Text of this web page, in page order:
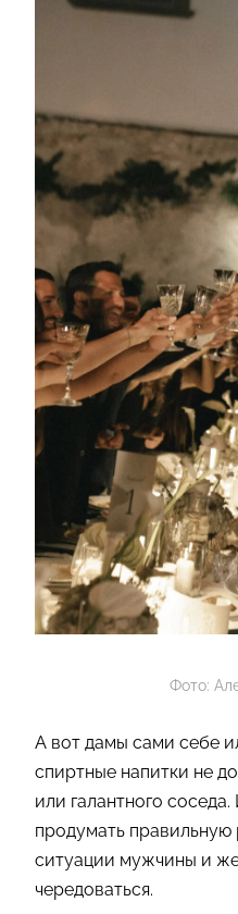
Фото:
А вот дамы сами себе
спиртные напитки не
или галантного
продумать правильную
ситуации мужчины и
чередоваться.